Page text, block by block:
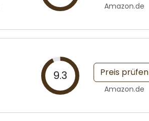
Amazon.de
9.3 Preis prüfen
Amazon.de